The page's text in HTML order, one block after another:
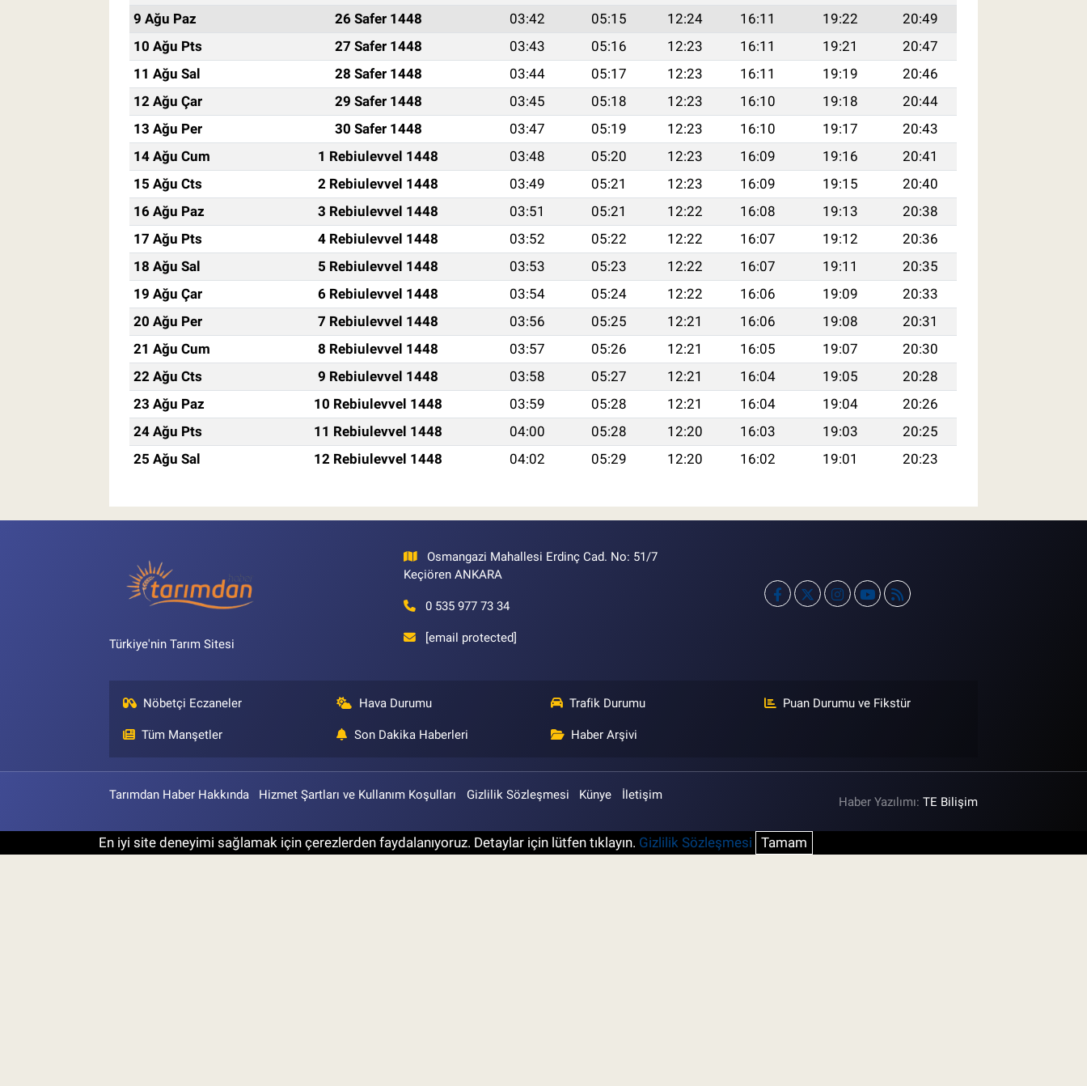
9 Ağu Paz
26 Safer 1448 03:42 05:15 12:24 16:11 19:22
20:49
10 Ağu Pts
27 Safer 1448 03:43 05:16 12:23 16:11 19:21
20:47
11 Ağu Sal
28 Safer 1448 03:44 05:17 12:23 16:11 19:19
20:46
12 Ağu Çar
29 Safer 1448 03:45 05:18 12:23 16:10 19:18
20:44
13 Ağu Per
30 Safer 1448 03:47 05:19 12:23 16:10 19:17
20:43
14 Ağu Cum
1 Rebiulevvel 1448 03:48 05:20 12:23 16:09 19:16
20:41
15 Ağu Cts
2 Rebiulevvel 1448 03:49 05:21 12:23 16:09 19:15
20:40
16 Ağu Paz
3 Rebiulevvel 1448 03:51 05:21 12:22 16:08 19:13
20:38
17 Ağu Pts
4 Rebiulevvel 1448 03:52 05:22 12:22 16:07 19:12
20:36
18 Ağu Sal
5 Rebiulevvel 1448 03:53 05:23 12:22 16:07 19:11
20:35
19 Ağu Çar
6 Rebiulevvel 1448 03:54 05:24 12:22 16:06 19:09
20:33
20 Ağu Per
7 Rebiulevvel 1448 03:56 05:25 12:21 16:06 19:08
20:31
21 Ağu Cum
8 Rebiulevvel 1448 03:57 05:26 12:21 16:05 19:07
20:30
22 Ağu Cts
9 Rebiulevvel 1448 03:58 05:27 12:21 16:04 19:05
20:28
23 Ağu Paz
10 Rebiulevvel 1448 03:59 05:28 12:21 16:04 19:04
20:26
24 Ağu Pts
11 Rebiulevvel 1448 04:00 05:28 12:20 16:03 19:03
20:25
25 Ağu Sal
12 Rebiulevvel 1448 04:02 05:29 12:20 16:02 19:01 20:23
Türkiye'nin Tarım Sitesi
Osmangazi Mahallesi Erdinç Cad. No: 51/7
Keçiören ANKARA
0 535 977 73 34
[email protected]
Nöbetçi Eczaneler Hava Durumu Trafik Durumu Puan Durumu ve Fikstür
Tüm Manşetler Son Dakika Haberleri Haber Arşivi
Tarımdan Haber Hakkında Hizmet Şartları ve Kullanım Koşulları Gizlilik Sözleşmesi Künye İletişim Haber Yazılımı:TE Bilişim
En iyi site deneyimi sağlamak için çerezlerden faydalanıyoruz. Detaylar için lütfen tıklayın. Gizlilik Sözleşmesi Tamam